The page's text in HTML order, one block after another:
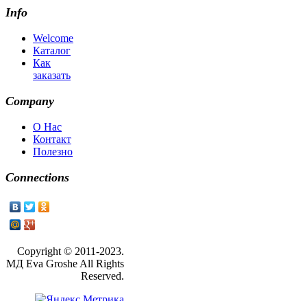
Info
Welcome
Каталог
Как
заказать
Company
О Нас
Контакт
Полезно
Connections
Copyright © 2011-2023.
МД Eva Groshe All Rights
Reserved.